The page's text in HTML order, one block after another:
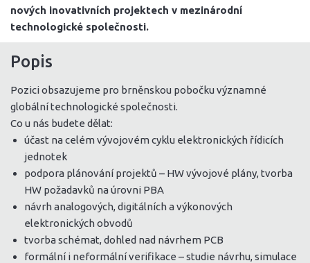
nových inovativních projektech v mezinárodní
technologické společnosti.
Popis
Pozici obsazujeme pro brněnskou pobočku významné
globální technologické společnosti.
Co u nás budete dělat:
účast na celém vývojovém cyklu elektronických řídicích
jednotek
podpora plánování projektů – HW vývojové plány, tvorba
HW požadavků na úrovni PBA
návrh analogových, digitálních a výkonových
elektronických obvodů
tvorba schémat, dohled nad návrhem PCB
formální i neformální verifikace – studie návrhu, simulace